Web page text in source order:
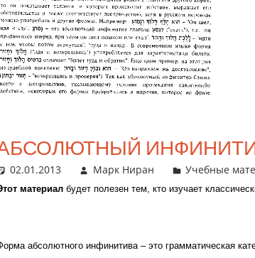
02.01.2013 Марк Ниран Учебные
материалбудет полезен тем, кто изучает
абсолютного инфинитива – это грамматическая